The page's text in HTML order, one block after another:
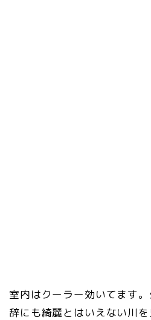
室内はクーラー効いてます
辞にも綺麗とはいえない川